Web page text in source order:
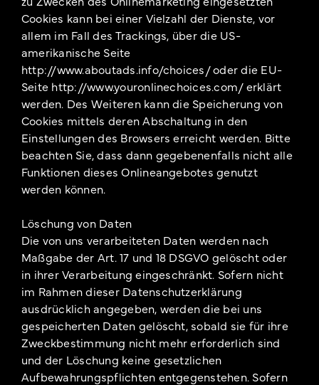
Cookies kann bei einer Vielzahl der Dienste, vor
allem im Fall des Trackings, über die US-
amerikanische Seite
http://www.aboutads.info/choices/ oder die EU-
Seite http://www.youronlinechoices.com/ erklärt
werden. Des Weiteren kann die Speicherung von
Cookies mittels deren Abschaltung in den
Einstellungen des Browsers erreicht werden. Bitte
beachten Sie, dass dann gegebenenfalls nicht alle
Funktionen dieses Onlineangebotes genutzt
werden können.
Löschung von Daten
Die von uns verarbeiteten Daten werden nach
Maßgabe der Art. 17 und 18 DSGVO gelöscht oder
in ihrer Verarbeitung eingeschränkt. Sofern nicht
im Rahmen dieser Datenschutzerklärung
ausdrücklich angegeben, werden die bei uns
gespeicherten Daten gelöscht, sobald sie für ihre
Zweckbestimmung nicht mehr erforderlich sind
und der Löschung keine gesetzlichen
Aufbewahrungspflichten entgegenstehen. Sofern